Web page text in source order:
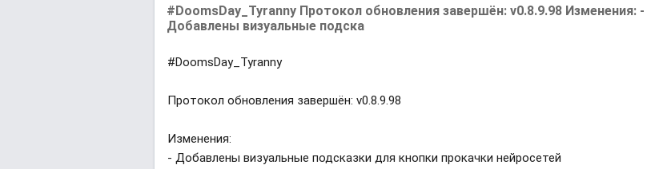
#DoomsDay_Tyranny Протокол обновления завершён: v0.8.9.98 Изменения: -
Добавлены визуальные подска
#DoomsDay_Tyranny
Протокол обновления завершён: v0.8.9.98
Изменения:
- Добавлены визуальные подсказки для кнопки прокачки нейросетей